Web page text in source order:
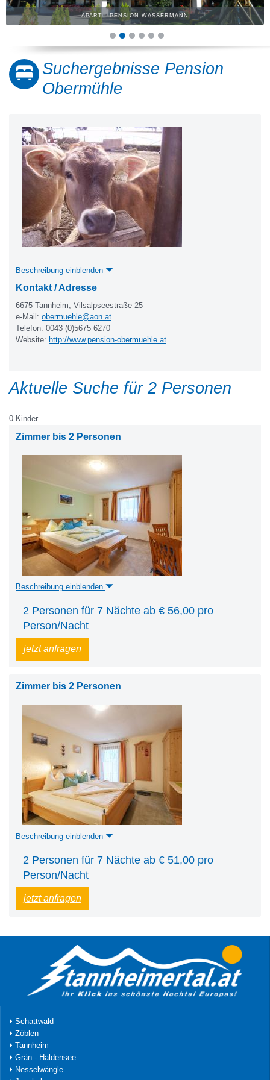
APART - PENSION WASSERMANN
Suchergebnisse Pension
Obermühle
Beschreibung einblenden
Kontakt / Adresse
6675 Tannheim, Vilsalpseestraße 25
e-Mail: obermuehle@aon.at
Telefon: 0043 (0)5675 6270
Website: http://www.pension-obermuehle.at
Aktuelle Suche für 2 Personen
0 Kinder
Zimmer bis 2 Personen
Beschreibung einblenden
2 Personen für 7 Nächte ab € 56,00 pro
Person/Nacht
jetzt anfragen
Zimmer bis 2 Personen
Beschreibung einblenden
2 Personen für 7 Nächte ab € 51,00 pro
Person/Nacht
jetzt anfragen
Schattwald
Zöblen
Tannheim
Grän - Haldensee
Nesselwängle